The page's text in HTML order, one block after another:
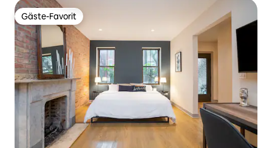
Gäste-Favorit
Gäste-Favorit